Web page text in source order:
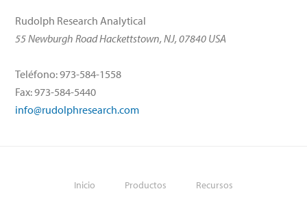
Rudolph Research Analytical
55 Newburgh Road Hackettstown, NJ, 07840 USA
Teléfono: 973-584-1558
Fax: 973-584-5440
info@rudolphresearch.com
Inicio Productos
Recursos